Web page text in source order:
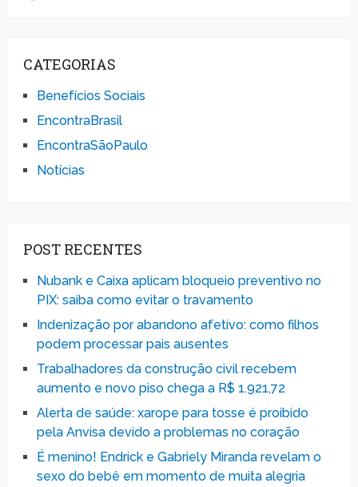
CATEGORIAS
Benefícios Sociais
EncontraBrasil
EncontraSãoPaulo
Notícias
POST RECENTES
Nubank e Caixa aplicam bloqueio preventivo no
PIX: saiba como evitar o travamento
Indenização por abandono afetivo: como filhos
podem processar pais ausentes
Trabalhadores da construção civil recebem
aumento e novo piso chega a R$ 1.921,72
Alerta de saúde: xarope para tosse é proibido
pela Anvisa devido a problemas no coração
É menino! Endrick e Gabriely Miranda revelam o
sexo do bebê em momento de muita alegria